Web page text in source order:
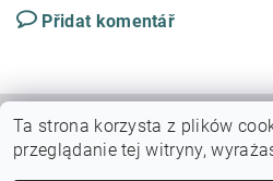
Přidat komentář
VŠEOBECNÉ OBCHODNÍ
Podmínky ochrany
Ta strona korzysta z plików
przeglądanie tej witryny,